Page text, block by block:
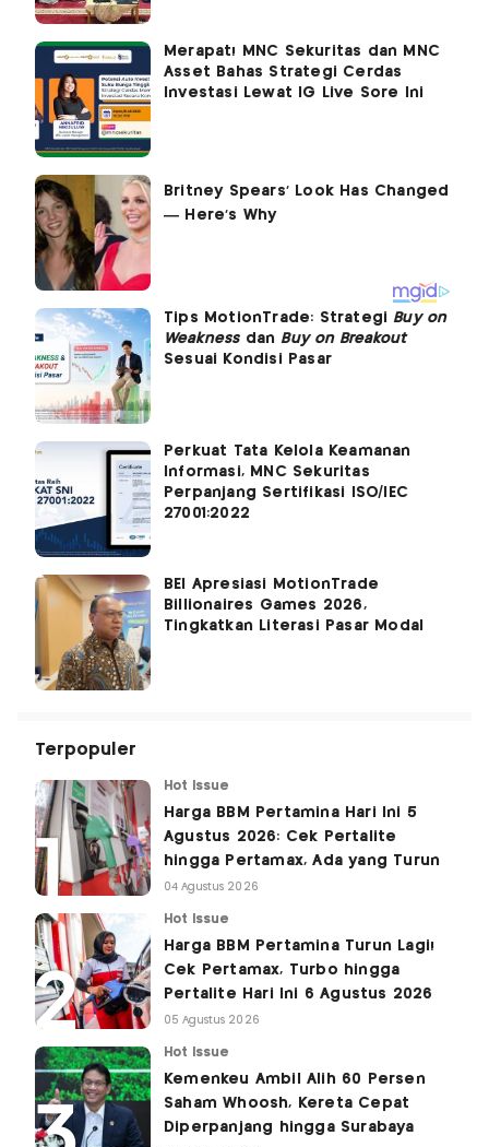
Merapat! MNC Sekuritas dan MNC
Asset Bahas Strategi Cerdas
Investasi Lewat IG Live Sore Ini
Tips MotionTrade: Strategi Buy on
Weaknessdan Buy on Breakout
Sesuai Kondisi Pasar
Perkuat Tata Kelola Keamanan
Informasi, MNC Sekuritas
Perpanjang Sertifikasi ISO/IEC
27001:2022
BEI Apresiasi MotionTrade
Billionaires Games 2026,
Tingkatkan Literasi Pasar Modal
Terpopuler
Hot Issue
Harga BBM Pertamina Hari Ini 5
Agustus 2026: Cek Pertalite
hingga Pertamax, Ada yang Turun
04 Agustus 2026
Hot Issue
Harga BBM Pertamina Turun Lagi!
Cek Pertamax, Turbo hingga
Pertalite Hari Ini 6 Agustus 2026
05 Agustus 2026
Hot Issue
Kemenkeu Ambil Alih 60 Persen
Saham Whoosh, Kereta Cepat
Diperpanjang hingga Surabaya